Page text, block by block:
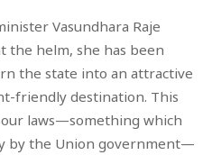
Vasundhara Raje
the helm, she has been
the state into an attractive
friendly destination. This
laws—something which
by the Union government—